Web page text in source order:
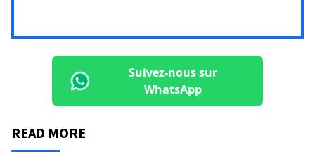
Suivez-nous sur
WhatsApp
READ MORE